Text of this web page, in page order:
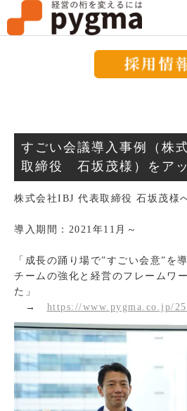
メッセージ
導入事例一覧
お知らせ
すごい会議導入事例（
取締役 石坂茂様）をアッ
株式会社IBJ 代表取締役 石坂茂様
導入期間：2021年11月～
「成長の踊り場で”すごい会意”を
チームの強化と経営のフレームワ
た」
→ https://www.pygma.co.jp/